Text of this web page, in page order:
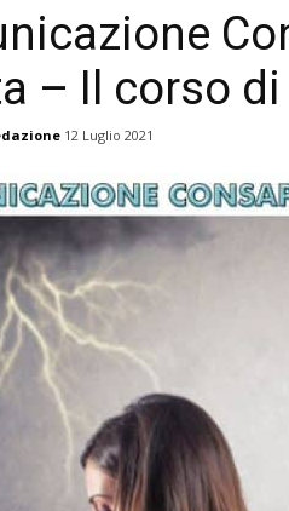
– Il corso
12 Luglio 2021